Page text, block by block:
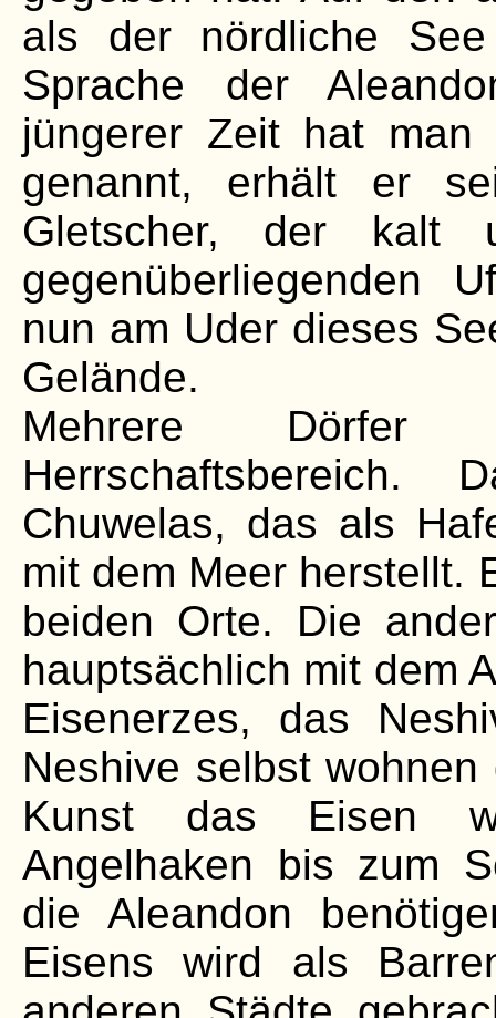
als der nördliche
Sprache der
jüngerer Zeit hat man
genannt, erhält er
Gletscher, der
gegenüberliegenden
nun am Uder dieses
Gelände.
Mehrere
Chuwelas, das als
mit dem Meer herstellt.
beiden Orte. Die
hauptsächlich mit dem
Eisenerzes, das
Neshive selbst
Kunst das Eisen
Angelhaken bis zum
die Aleandon
Eisens wird als